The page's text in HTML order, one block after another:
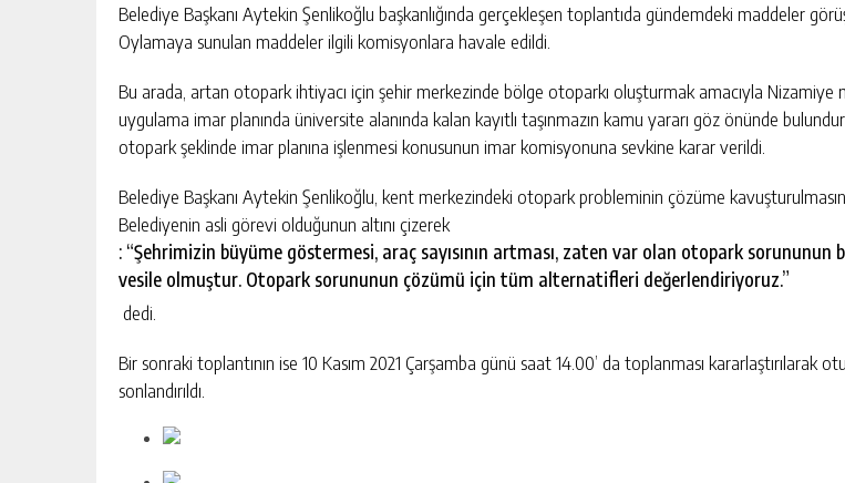
Belediye Başkanı Aytekin Şenlikoğlu başkanlığında gerçekleşen toplantıda gündemdeki maddeler
Oylamaya sunulan maddeler ilgili komisyonlara havale edildi.
Bu arada, artan otopark ihtiyacı için şehir merkezinde bölge otoparkı oluşturmak amacıyla Nizamiye
uygulama imar planında üniversite alanında kalan kayıtlı taşınmazın kamu yararı göz önünde
otopark şeklinde imar planına işlenmesi konusunun imar komisyonuna sevkine karar verildi.
Belediye Başkanı Aytekin Şenlikoğlu, kent merkezindeki otopark probleminin çözüme
Belediyenin asli görevi olduğunun altını çizerek
: “Şehrimizin büyüme göstermesi, araç sayısının artması, zaten var olan otopark sorununun
vesile olmuştur. Otopark sorununun çözümü için tüm alternatifleri değerlendiriyoruz.”
dedi.
Bir sonraki toplantının ise 10 Kasım 2021 Çarşamba günü saat 14.00’ da toplanması kararlaştırılarak
sonlandırıldı.